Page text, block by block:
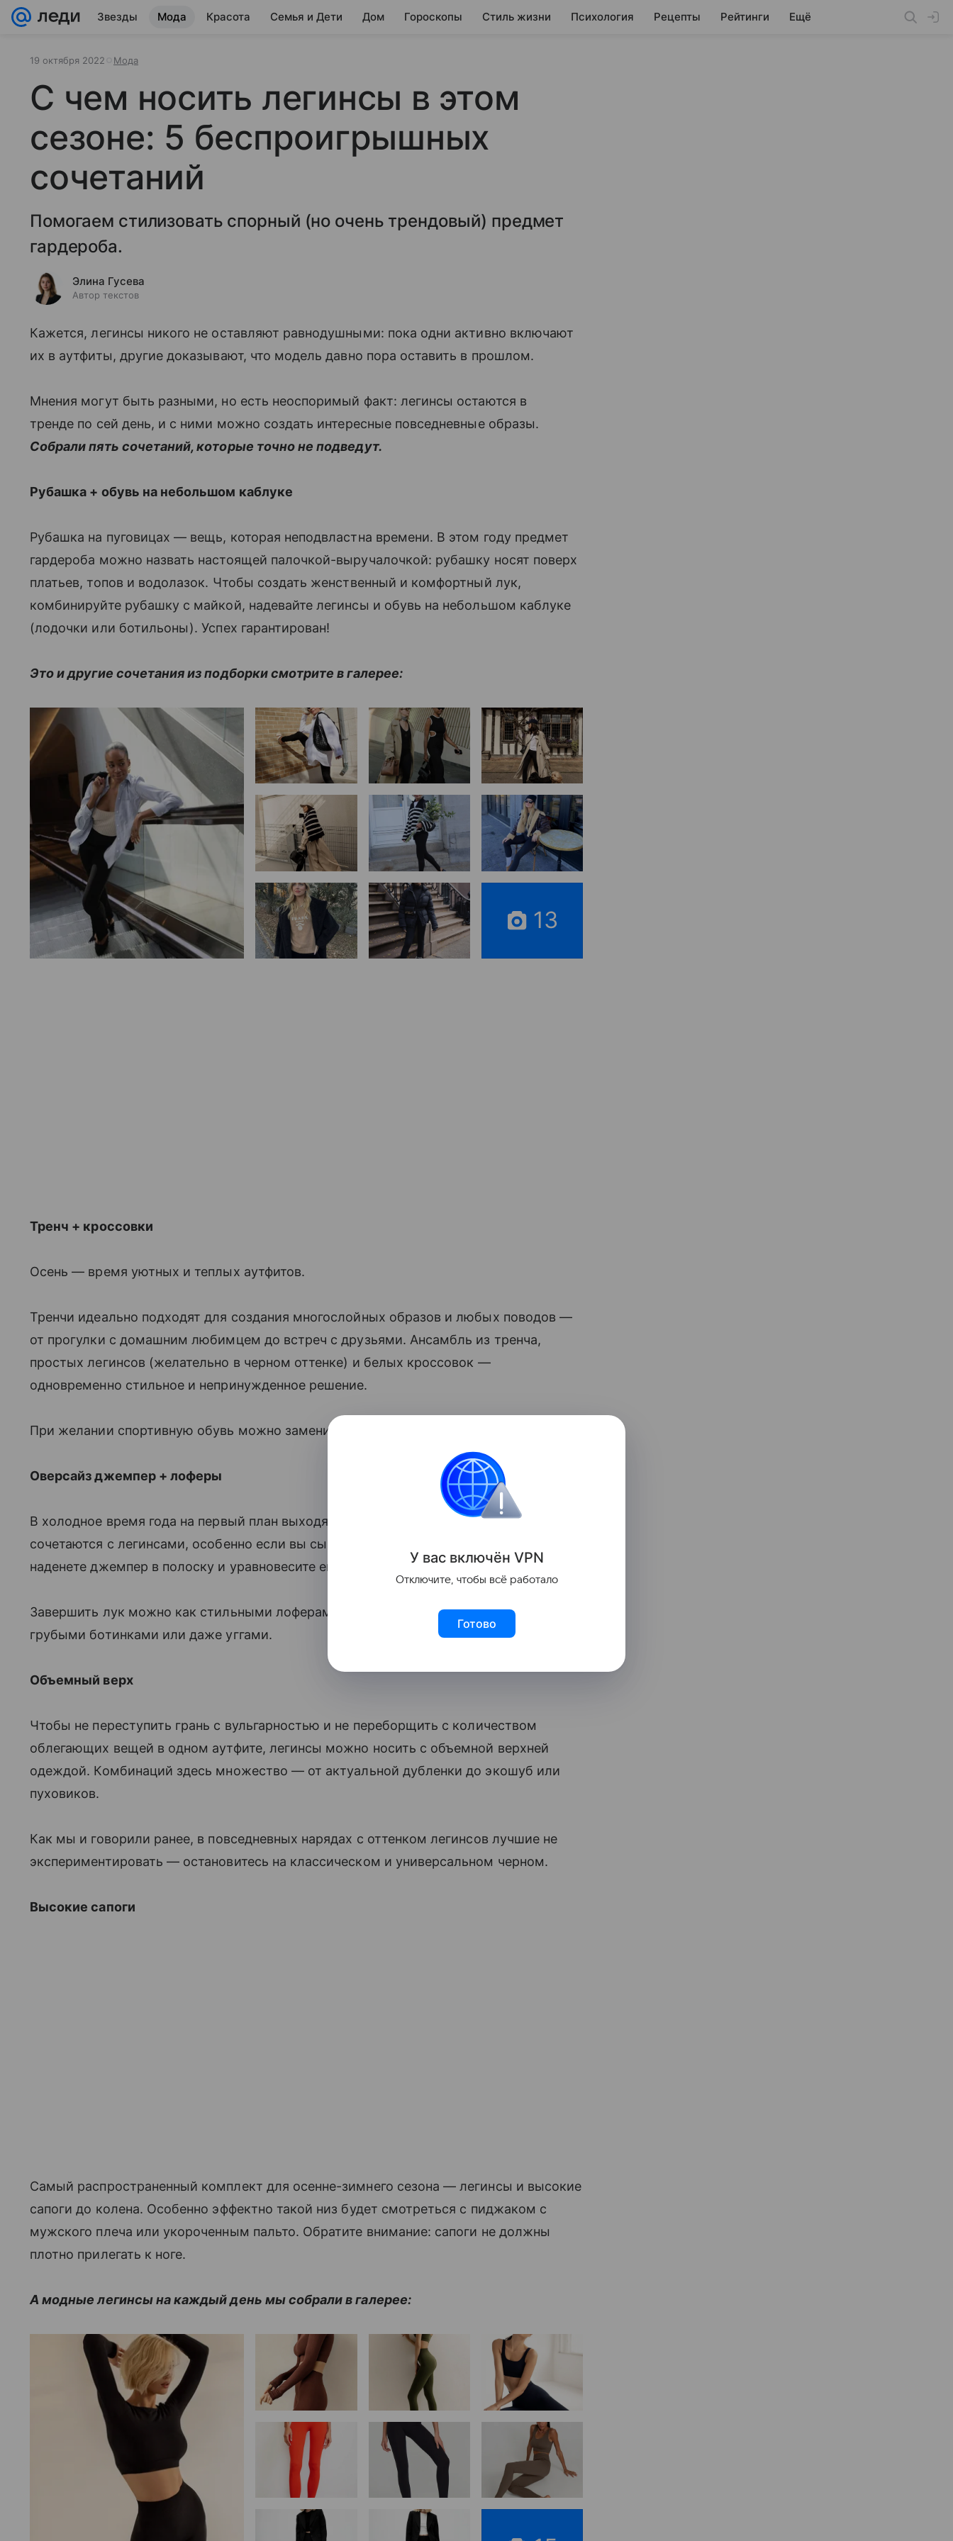
Звезды Мода Красота Семья и Дети Дом Гороскопы Стиль жизни Психология Рецепты Рейтинги Ещё
19 октября 2022 Мода
С чем носить легинсы в этом
сезоне: 5 беспроигрышных
сочетаний
Помогаем стилизовать спорный (но очень трендовый) предмет
гардероба.
Элина Гусева
Автор текстов
Кажется, легинсы никого не оставляют равнодушными: пока одни активно включают
их в аутфиты, другие доказывают, что модель давно пора оставить в прошлом.
Мнения могут быть разными, но есть неоспоримый факт: легинсы остаются в
тренде по сей день, и с ними можно создать интересные повседневные образы.
Собрали пять сочетаний, которые точно не подведут.
Рубашка + обувь на небольшом каблуке
Рубашка на пуговицах — вещь, которая неподвластна времени. В этом году предмет
гардероба можно назвать настоящей палочкой-выручалочкой: рубашку носят поверх
платьев, топов и водолазок. Чтобы создать женственный и комфортный лук,
комбинируйте рубашку с майкой, надевайте легинсы и обувь на небольшом каблуке
(лодочки или ботильоны). Успех гарантирован!
Это и другие сочетания из подборки смотрите в галерее:
13
Тренч + кроссовки
Осень — время уютных и теплых аутфитов.
Тренчи идеально подходят для создания многослойных образов и любых поводов —
от прогулки с домашним любимцем до встреч с друзьями. Ансамбль из тренча,
простых легинсов (желательно в черном оттенке) и белых кроссовок —
одновременно стильное и непринужденное решение.
При желании спортивную обувь можно заменить на каблуки.
Оверсайз джемпер + лоферы
В холодное время года на первый план выходят изделия из трикотажа. И они отлично
сочетаются с легинсами, особенно если вы сыграете на контрастах: например,
наденете джемпер в полоску и уравновесите его черным низом.
Завершить лук можно как стильными лоферами, так и более теплой обувью —
грубыми ботинками или даже уггами.
Объемный верх
Чтобы не переступить грань с вульгарностью и не переборщить с количеством
облегающих вещей в одном аутфите, легинсы можно носить с объемной верхней
одеждой. Комбинаций здесь множество — от актуальной дубленки до экошуб или
пуховиков.
Как мы и говорили ранее, в повседневных нарядах с оттенком легинсов лучшие не
экспериментировать — остановитесь на классическом и универсальном черном.
Высокие сапоги
Самый распространенный комплект для осенне-зимнего сезона — легинсы и высокие
сапоги до колена. Особенно эффектно такой низ будет смотреться с пиджаком с
мужского плеча или укороченным пальто. Обратите внимание: сапоги не должны
плотно прилегать к ноге.
А модные легинсы на каждый день мы собрали в галерее:
У вас включён VPN
Отключите, чтобы всё работало
Готово